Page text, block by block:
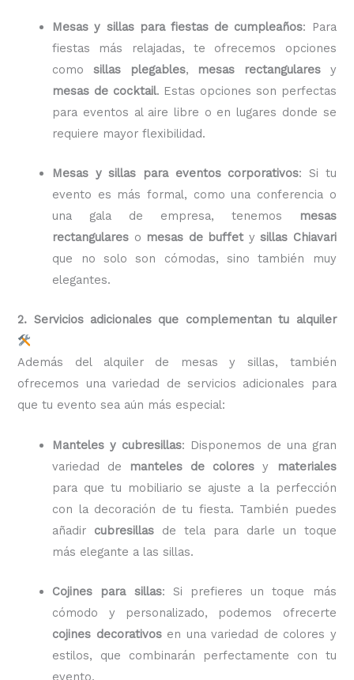
Mesas y sillas para fiestas de cumpleaños: Para
fiestas más relajadas, te ofrecemos opciones
como sillas plegables, mesas rectangularesy
mesas de cocktail. Estas opciones son perfectas
para eventos al aire libre o en lugares donde se
requiere mayor flexibilidad.
Mesas y sillas para eventos corporativos: Si tu
evento es más formal, como una conferencia o
una gala de empresa, tenemos
mesas
rectangulares o mesas de buffetysillas Chiavari
que no solo son cómodas, sino también muy
elegantes.
2. Servicios adicionales que complementan tu alquiler
Además del alquiler de mesas y sillas, también
ofrecemos una variedad de servicios adicionales para
que tu evento sea aún más especial:
Manteles y cubresillas: Disponemos de una gran
variedad de manteles de colores y
materiales
para que tu mobiliario se ajuste a la perfección
con la decoración de tu fiesta. También puedes
añadir cubresillas de tela para darle un toque
más elegante a las sillas.
Cojines para sillas: Si prefieres un toque más
cómodo y personalizado, podemos ofrecerte
cojines decorativosen una variedad de colores y
estilos, que combinarán perfectamente con tu
evento.